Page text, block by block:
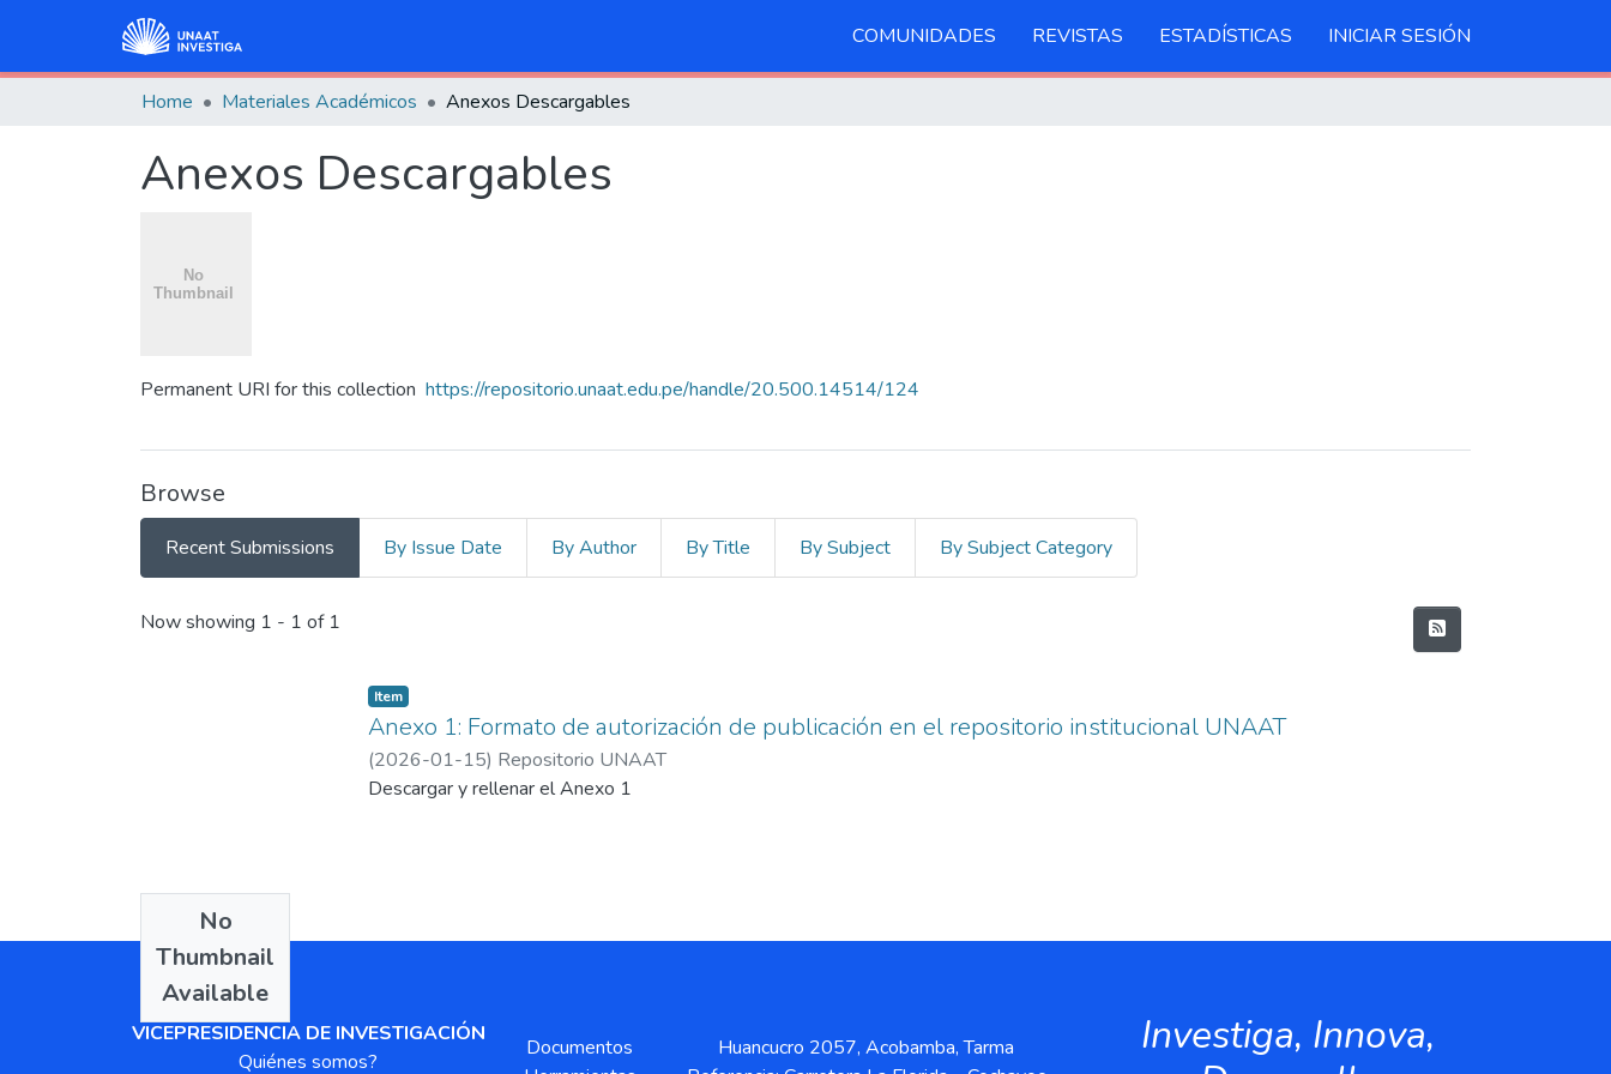
COMUNIDADES REVISTAS ESTADÍSTICAS INICIAR SESIÓN
Home Materiales Académicos Anexos Descargables
Anexos Descargables
Permanent URI for this collection https://repositorio.unaat.edu.pe/handle/20.500.14514/124
Browse
Recent Submissions By Issue Date By Author By Title By Subject By Subject Category
Recent Submissions
Now showing 1 - 1 of 1
No
Thumbnail
Available
Item
Anexo 1: Formato de autorización de publicación en el repositorio institucional UNAAT
(2026-01-15) Repositorio UNAAT
Descargar y rellenar el Anexo 1
VICEPRESIDENCIA DE INVESTIGACIÓN
Quiénes somos?
Documentos
Huancucro 2057, Acobamba, Tarma
Investiga, Innova,